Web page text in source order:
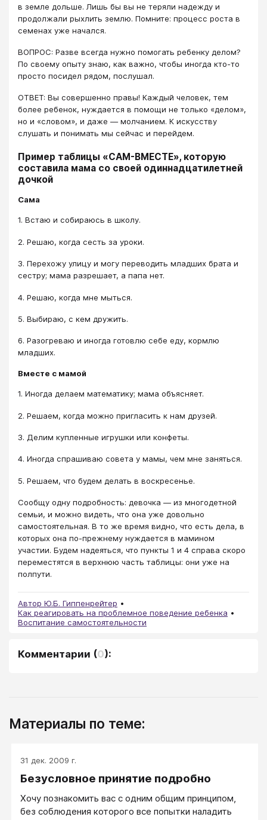
в земле дольше. Лишь бы вы не теряли надежду и
продолжали рыхлить землю. Помните: процесс роста в
семенах уже начался.
ВОПРОС: Разве всегда нужно помогать ребенку делом?
По своему опыту знаю, как важно, чтобы иногда кто-то
просто посидел рядом, послушал.
ОТВЕТ: Вы совершенно правы! Каждый человек, тем
более ребенок, нуждается в помощи не только «делом»,
но и «словом», и даже — молчанием. К искусству
слушать и понимать мы сейчас и перейдем.
Пример таблицы «САМ-ВМЕСТЕ», которую
составила мама со своей одиннадцатилетней
дочкой
Сама
1. Встаю и собираюсь в школу.
2. Решаю, когда сесть за уроки.
3. Перехожу улицу и могу переводить младших брата и
сестру; мама разрешает, а папа нет.
4. Решаю, когда мне мыться.
5. Выбираю, с кем дружить.
6. Разогреваю и иногда готовлю себе еду, кормлю
младших.
Вместе с мамой
​1. Иногда делаем математику; мама объясняет.
2. Решаем, когда можно пригласить к нам друзей.
3. Делим купленные игрушки или конфеты.
4. Иногда спрашиваю совета у мамы, чем мне заняться.
5. Решаем, что будем делать в воскресенье.
Сообщу одну подробность: девочка — из многодетной
семьи, и можно видеть, что она уже довольно
самостоятельная. В то же время видно, что есть дела, в
которых она по-прежнему нуждается в мамином
участии. Будем надеяться, что пункты 1 и 4 справа скоро
переместятся в верхнюю часть таблицы: они уже на
полпути.
Автор Ю.Б. Гиппенрейтер
Как реагировать на проблемное поведение ребенка
Воспитание самостоятельности
Комментарии (0):
Материалы по теме:
31 дек. 2009 г.
Безусловное принятие подробно
Хочу познакомить вас с одним общим принципом,
без соблюдения которого все попытки наладить